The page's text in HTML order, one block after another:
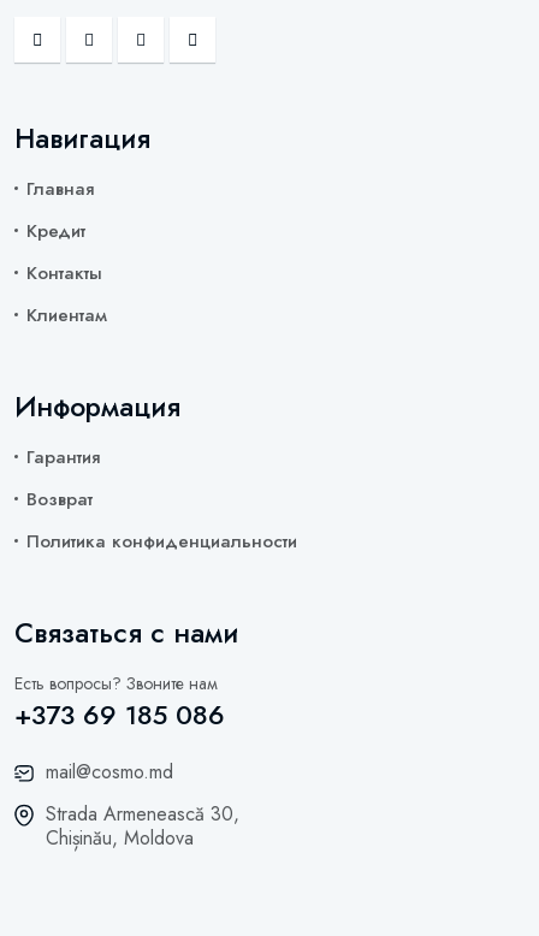
Навигация
Главная
Кредит
Контакты
Клиентам
Информация
Гарантия
Возврат
Политика конфиденциальности
Связаться с нами
Есть вопросы? Звоните нам
+373 69 185 086
mail@cosmo.md
Strada Armenească 30,
Chișinău, Moldova